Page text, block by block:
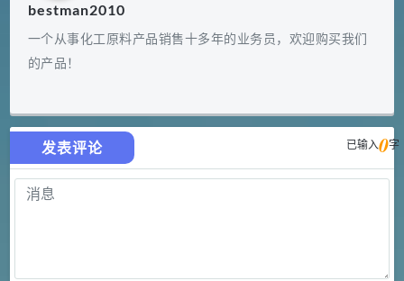
bestman2010
一个从事化工原料产品销售十多年的业务员，欢迎购买我们
的产品！
发表评论 已输入0字